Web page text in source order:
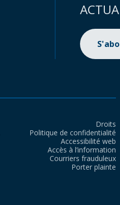
Droits
Politique de confidentialité
Accessibilité web
Accès à l’information
Courriers frauduleux
Porter plainte